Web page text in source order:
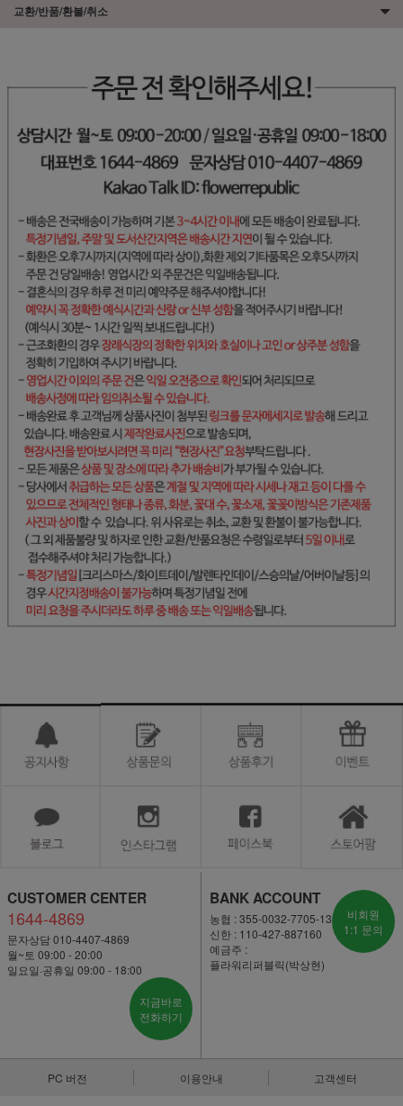
교환/반품/환불/취소
CUSTOMER CENTER
1644-4869
문자상담 010-4407-4869
월~토 09:00 - 20:00
일요일·공휴일 09:00 - 18:00
지금바로
전화하기
BANK ACCOUNT
농협 : 355-0032-7705-13
신한 : 110-427-887160
예금주 :
플라워리퍼블릭(박상현)
비회원
1:1 문의
PC 버전 이용안내 고객센터